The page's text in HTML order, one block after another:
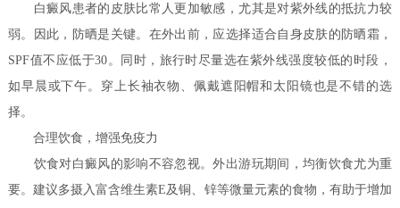
白癜风患者的皮肤比常人更加敏感，尤其是对紫外线的抵抗力较
弱。因此，防晒是关键。在外出前，应选择适合自身皮肤的防晒霜，
SPF值不应低于30。同时，旅行时尽量选在紫外线强度较低的时段，
如早晨或下午。穿上长袖衣物、佩戴遮阳帽和太阳镜也是不错的选
择。
合理饮食，增强免疫力
饮食对白癜风的影响不容忽视。外出游玩期间，均衡饮食尤为重
要。建议多摄入富含维生素E及铜、锌等微量元素的食物，有助于增加